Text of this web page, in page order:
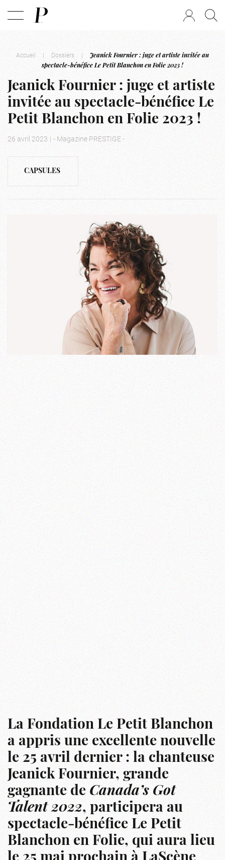
Accueil | Dossiers |
Jeanick Fournier : juge et artiste invitée au
spectacle-bénéfice Le Petit Blanchon en Folie 2023 !
Jeanick Fournier : juge et artiste
invitée au spectacle-bénéfice Le
Petit Blanchon en Folie 2023 !
26 avril 2023 | - Magazine PRESTIGE -
CAPSULES
La Fondation Le Petit Blanchon
a appris une excellente nouvelle
le 25 avril dernier : la chanteuse
Jeanick Fournier, grande
gagnante deCanada’s Got
Talent 2022, participera au
spectacle-bénéfice Le Petit
Blanchon en Folie, qui aura lieu